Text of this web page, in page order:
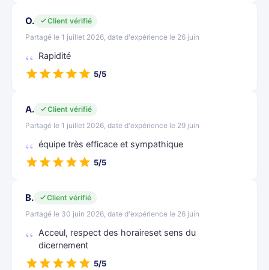
O.
Client vérifié
Partagé le 1 juillet 2026, date d'expérience le 26 juin
Rapidité
5/5
A.
Client vérifié
Partagé le 1 juillet 2026, date d'expérience le 29 juin
équipe très efficace et sympathique
5/5
B.
Client vérifié
Partagé le 30 juin 2026, date d'expérience le 26 juin
Acceul, respect des horaireset sens du
dicernement
5/5